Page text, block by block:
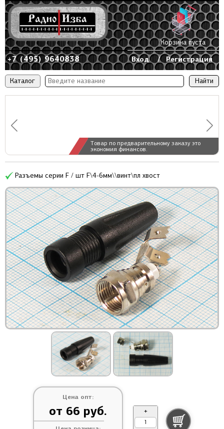
Каталог
Товар по предварительному заказу это
экономия финансов.
+7 (495) 9640838 Вход / Регистрация
Корзина пуста
Разъемы серии F / шт F\4-6мм\\винт\пл хвост
Цена опт:
от 66 руб. +